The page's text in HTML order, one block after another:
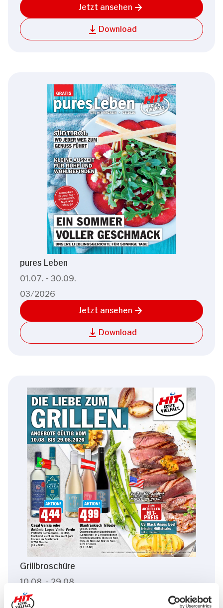
Jetzt ansehen
Download
pures Leben
01.07. - 30.09.
03/2026
Jetzt ansehen
Download
Grillbroschüre
10.08. - 29.08.
KW 33/2026